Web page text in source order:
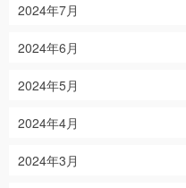
2024年7月
2024年6月
2024年5月
2024年4月
2024年3月